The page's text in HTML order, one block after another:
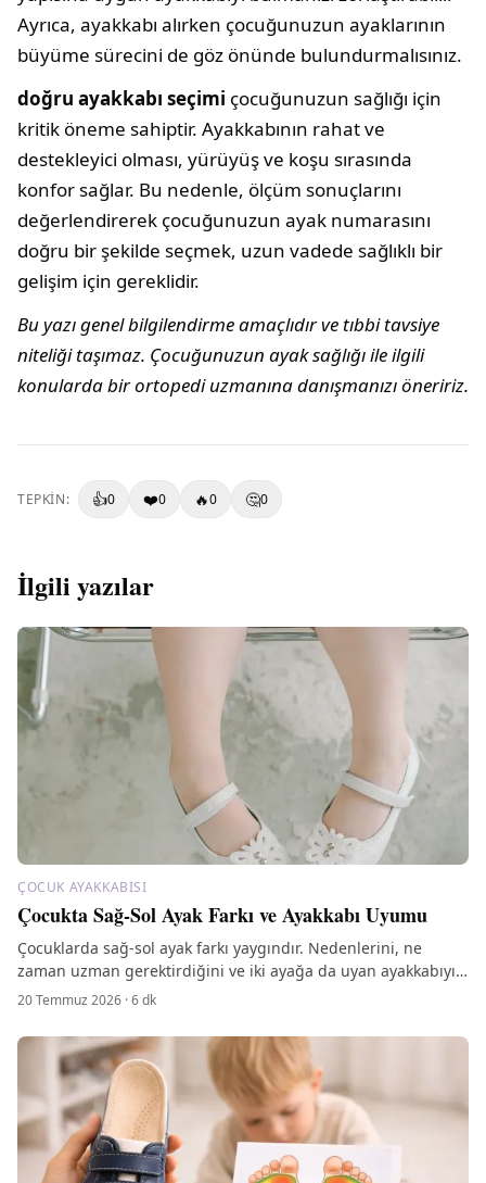
Ayrıca, ayakkabı alırken çocuğunuzun ayaklarının
büyüme sürecini de göz önünde bulundurmalısınız.
doğru ayakkabı seçimi çocuğunuzun sağlığı için
kritik öneme sahiptir. Ayakkabının rahat ve
destekleyici olması, yürüyüş ve koşu sırasında
konfor sağlar. Bu nedenle, ölçüm sonuçlarını
değerlendirerek çocuğunuzun ayak numarasını
doğru bir şekilde seçmek, uzun vadede sağlıklı bir
gelişim için gereklidir.
Bu yazı genel bilgilendirme amaçlıdır ve tıbbi tavsiye
niteliği taşımaz. Çocuğunuzun ayak sağlığı ile ilgili
konularda bir ortopedi uzmanına danışmanızı öneririz.
TEPKIN: 👍0 ❤️0 🔥0 🤔0
İlgili yazılar
ÇOCUK AYAKKABISI
Çocukta Sağ-Sol Ayak Farkı ve Ayakkabı Uyumu
Çocuklarda sağ-sol ayak farkı yaygındır. Nedenlerini, ne
zaman uzman gerektirdiğini ve iki ayağa da uyan ayakkabıyı
nasıl seçeceğinizi anlatıyoruz.
20 Temmuz 2026 ·6dk